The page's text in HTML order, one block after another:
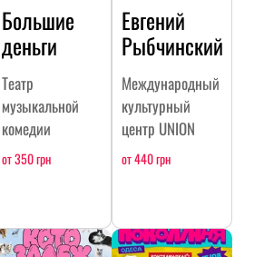
Большие
деньги
Театр
музыкальной
комедии
от 350 грн
Евгений
Рыбчинский
Международный
культурный
центр UNION
от 440 грн